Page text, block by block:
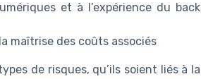
et à l’expérience du back
maîtrise des coûts associés
de risques, qu’ils soient liés à la